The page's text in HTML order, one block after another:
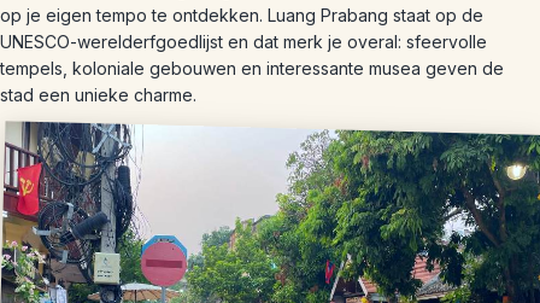
op je eigen tempo te ontdekken. Luang Prabang staat op de
UNESCO-werelderfgoedlijst en dat merk je overal: sfeervolle
tempels, koloniale gebouwen en interessante musea geven de
stad een unieke charme.